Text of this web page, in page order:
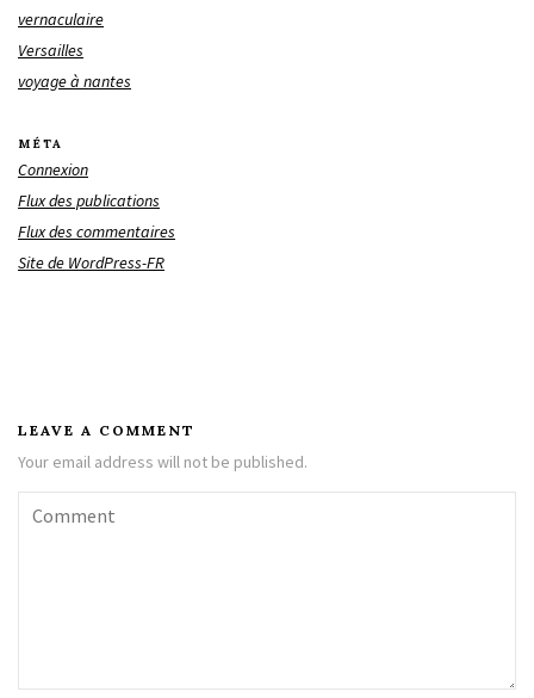
vernaculaire
Versailles
voyage à nantes
MÉTA
Connexion
Flux des publications
Flux des commentaires
Site de WordPress-FR
LEAVE A COMMENT
Your email address will not be published.